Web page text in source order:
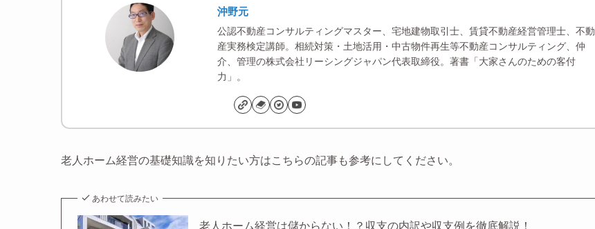
沖野元
公認不動産コンサルティングマスター、宅地建物取引士、賃貸不動産経営管理士、不動
産実務検定講師。相続対策・土地活用・中古物件再生等不動産コンサルティング、仲
介、管理の株式会社リーシングジャパン代表取締役。著書「大家さんのための客付
力」。
老人ホーム経営の基礎知識を知りたい方はこちらの記事も参考にしてください。
あわせて読みたい
老人ホーム経営は儲からない！？収支の内訳や収支例を徹底解説！